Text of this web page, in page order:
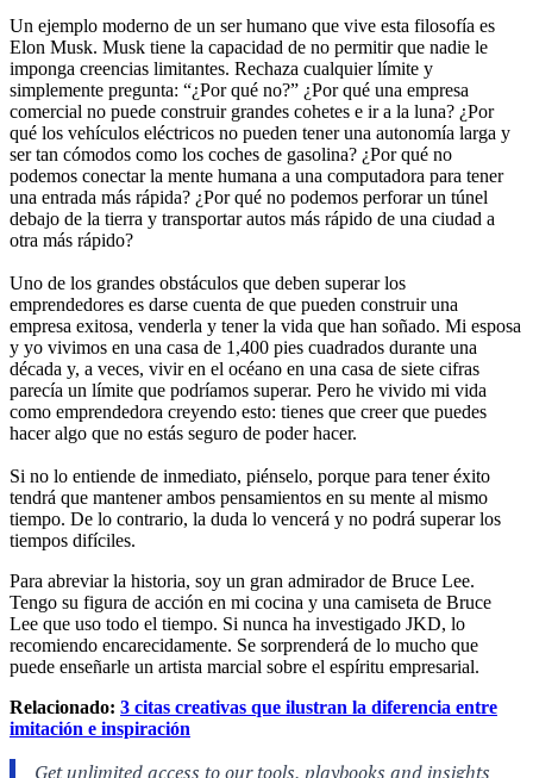
Un ejemplo moderno de un ser humano que vive esta filosofía es
Elon Musk. Musk tiene la capacidad de no permitir que nadie le
imponga creencias limitantes. Rechaza cualquier límite y
simplemente pregunta: “¿Por qué no?” ¿Por qué una empresa
comercial no puede construir grandes cohetes e ir a la luna? ¿Por
qué los vehículos eléctricos no pueden tener una autonomía larga y
ser tan cómodos como los coches de gasolina? ¿Por qué no
podemos conectar la mente humana a una computadora para tener
una entrada más rápida? ¿Por qué no podemos perforar un túnel
debajo de la tierra y transportar autos más rápido de una ciudad a
otra más rápido?
Uno de los grandes obstáculos que deben superar los
emprendedores es darse cuenta de que pueden construir una
empresa exitosa, venderla y tener la vida que han soñado. Mi esposa
y yo vivimos en una casa de 1,400 pies cuadrados durante una
década y, a veces, vivir en el océano en una casa de siete cifras
parecía un límite que podríamos superar. Pero he vivido mi vida
como emprendedora creyendo esto: tienes que creer que puedes
hacer algo que no estás seguro de poder hacer.
Si no lo entiende de inmediato, piénselo, porque para tener éxito
tendrá que mantener ambos pensamientos en su mente al mismo
tiempo. De lo contrario, la duda lo vencerá y no podrá superar los
tiempos difíciles.
Para abreviar la historia, soy un gran admirador de Bruce Lee.
Tengo su figura de acción en mi cocina y una camiseta de Bruce
Lee que uso todo el tiempo. Si nunca ha investigado JKD, lo
recomiendo encarecidamente. Se sorprenderá de lo mucho que
puede enseñarle un artista marcial sobre el espíritu empresarial.
Relacionado: 3 citas creativas que ilustran la diferencia entre
imitación e inspiración